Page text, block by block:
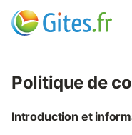
Politique de
Introduction et